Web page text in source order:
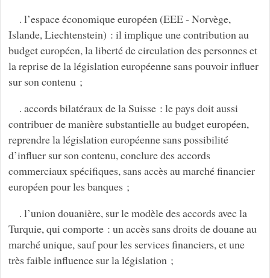
. l’espace économique européen (EEE - Norvège,
Islande, Liechtenstein) : il implique une contribution au
budget européen, la liberté de circulation des personnes et
la reprise de la législation européenne sans pouvoir influer
sur son contenu ;
. accords bilatéraux de la Suisse : le pays doit aussi
contribuer de manière substantielle au budget européen,
reprendre la législation européenne sans possibilité
d’influer sur son contenu, conclure des accords
commerciaux spécifiques, sans accès au marché financier
européen pour les banques ;
. l’union douanière, sur le modèle des accords avec la
Turquie, qui comporte : un accès sans droits de douane au
marché unique, sauf pour les services financiers, et une
très faible influence sur la législation ;